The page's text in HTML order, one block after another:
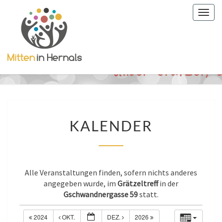
KALENDER
Alle Veranstaltungen finden, sofern nichts anderes
angegeben wurde, im Grätzeltreffin der
Gschwandnergasse 59statt.
2024 OKT. DEZ. 2026